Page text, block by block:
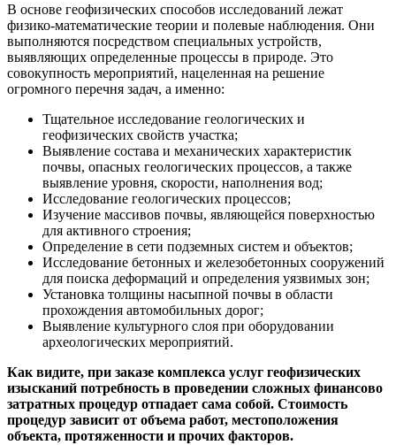
В основе геофизических способов исследований лежат
физико-математические теории и полевые наблюдения. Они
выполняются посредством специальных устройств,
выявляющих определенные процессы в природе. Это
совокупность мероприятий, нацеленная на решение
огромного перечня задач, а именно:
Тщательное исследование геологических и
геофизических свойств участка;
Выявление состава и механических характеристик
почвы, опасных геологических процессов, а также
выявление уровня, скорости, наполнения вод;
Исследование геологических процессов;
Изучение массивов почвы, являющейся поверхностью
для активного строения;
Определение в сети подземных систем и объектов;
Исследование бетонных и железобетонных сооружений
для поиска деформаций и определения уязвимых зон;
Установка толщины насыпной почвы в области
прохождения автомобильных дорог;
Выявление культурного слоя при оборудовании
археологических мероприятий.
Как видите, при заказе комплекса услуг геофизических
изысканий потребность в проведении сложных финансово
затратных процедур отпадает сама собой. Стоимость
процедур зависит от объема работ, местоположения
объекта, протяженности и прочих факторов.